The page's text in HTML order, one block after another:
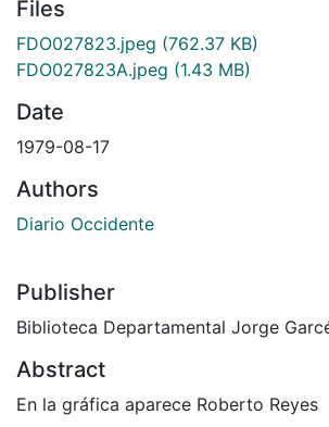
Files
FDO027823.jpeg (762.37 KB)
FDO027823A.jpeg (1.43 MB)
Date
1979-08-17
Authors
Diario Occidente
Publisher
Biblioteca Departamental Jorge
Abstract
En la gráfica aparece Roberto Reyes